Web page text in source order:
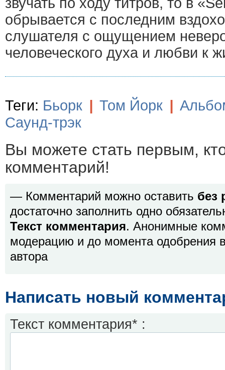
обрывается с последним
слушателя с ощущением
человеческого духа и любви к
Теги: Бьорк | Том Йорк |
Саунд-трэк
Вы можете стать первым,
комментарий!
— Комментарий можно оставить без
достаточно заполнить одно
Текст комментария. Анонимные
модерацию и до момента одобрения
автора
Написать новый
Текст комментария* :